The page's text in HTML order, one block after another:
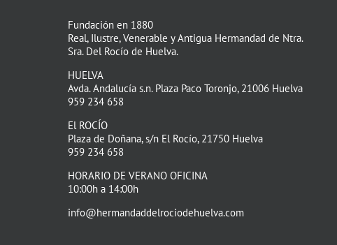
Fundación en 1880
Real, Ilustre, Venerable y Antigua Hermandad de Ntra.
Sra. Del Rocío de Huelva.
HUELVA
Avda. Andalucía s.n. Plaza Paco Toronjo, 21006 Huelva
959 234 658
El ROCÍO
Plaza de Doñana, s/n El Rocío, 21750 Huelva
959 234 658
HORARIO DE VERANO OFICINA
10:00h a 14:00h
info@hermandaddelrociodehuelva.com